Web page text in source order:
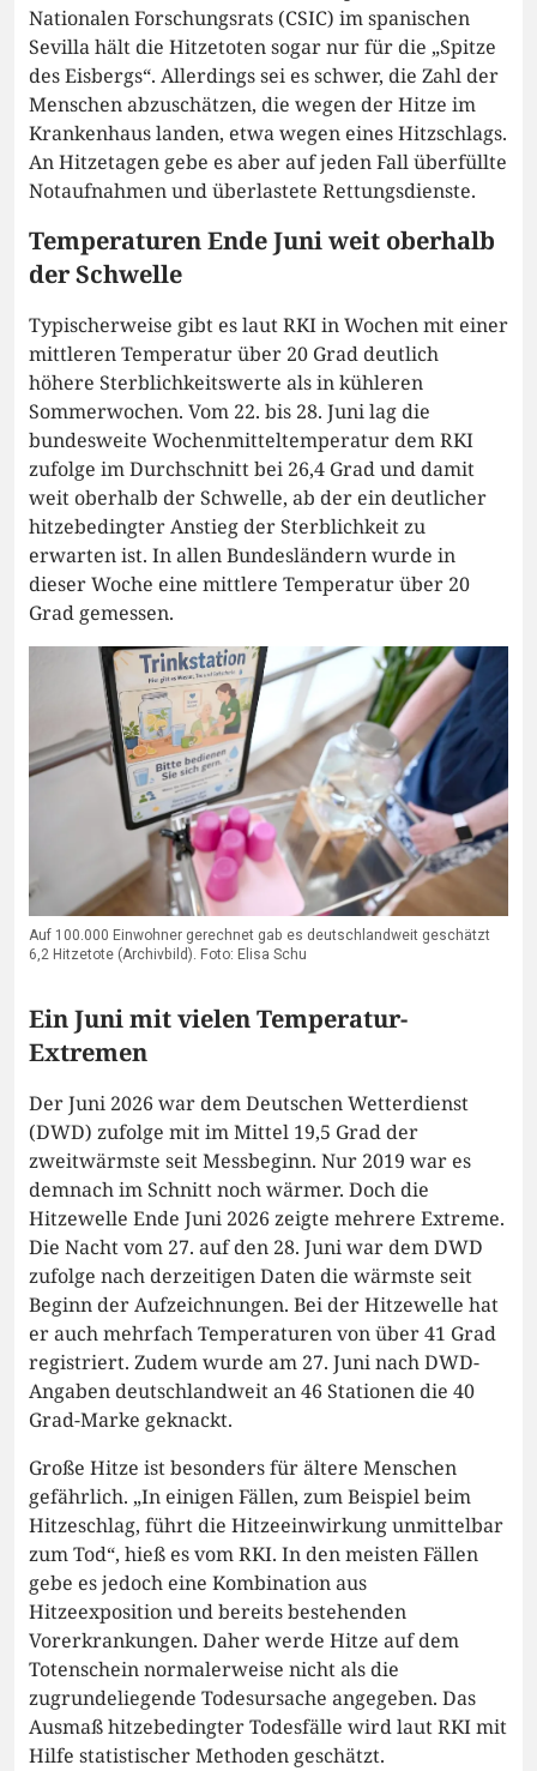
Nationalen Forschungsrats (CSIC) im spanischen
Sevilla hält die Hitzetoten sogar nur für die „Spitze
des Eisbergs“. Allerdings sei es schwer, die Zahl der
Menschen abzuschätzen, die wegen der Hitze im
Krankenhaus landen, etwa wegen eines Hitzschlags.
An Hitzetagen gebe es aber auf jeden Fall überfüllte
Notaufnahmen und überlastete Rettungsdienste.
Temperaturen Ende Juni weit oberhalb
der Schwelle
Typischerweise gibt es laut RKI in Wochen mit einer
mittleren Temperatur über 20 Grad deutlich
höhere Sterblichkeitswerte als in kühleren
Sommerwochen. Vom 22. bis 28. Juni lag die
bundesweite Wochenmitteltemperatur dem RKI
zufolge im Durchschnitt bei 26,4 Grad und damit
weit oberhalb der Schwelle, ab der ein deutlicher
hitzebedingter Anstieg der Sterblichkeit zu
erwarten ist. In allen Bundesländern wurde in
dieser Woche eine mittlere Temperatur über 20
Grad gemessen.
Auf 100.000 Einwohner gerechnet gab es deutschlandweit geschätzt
6,2 Hitzetote (Archivbild). Foto: Elisa Schu
Ein Juni mit vielen Temperatur-
Extremen
Der Juni 2026 war dem Deutschen Wetterdienst
(DWD) zufolge mit im Mittel 19,5 Grad der
zweitwärmste seit Messbeginn. Nur 2019 war es
demnach im Schnitt noch wärmer. Doch die
Hitzewelle Ende Juni 2026 zeigte mehrere Extreme.
Die Nacht vom 27. auf den 28. Juni war dem DWD
zufolge nach derzeitigen Daten die wärmste seit
Beginn der Aufzeichnungen. Bei der Hitzewelle hat
er auch mehrfach Temperaturen von über 41 Grad
registriert. Zudem wurde am 27. Juni nach DWD-
Angaben deutschlandweit an 46 Stationen die 40
Grad-Marke geknackt.
Große Hitze ist besonders für ältere Menschen
gefährlich. „In einigen Fällen, zum Beispiel beim
Hitzeschlag, führt die Hitzeeinwirkung unmittelbar
zum Tod“, hieß es vom RKI. In den meisten Fällen
gebe es jedoch eine Kombination aus
Hitzeexposition und bereits bestehenden
Vorerkrankungen. Daher werde Hitze auf dem
Totenschein normalerweise nicht als die
zugrundeliegende Todesursache angegeben. Das
Ausmaß hitzebedingter Todesfälle wird laut RKI mit
Hilfe statistischer Methoden geschätzt.